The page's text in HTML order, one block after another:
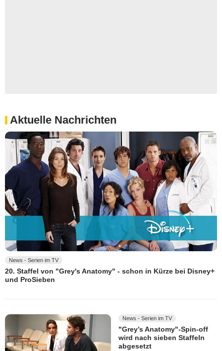
Aktuelle Nachrichten
News - Serien im TV
20. Staffel von "Grey's Anatomy" - schon in Kürze bei Disney+
und ProSieben
News - Serien im TV
"Grey’s Anatomy"-Spin-off
wird nach sieben Staffeln
abgesetzt